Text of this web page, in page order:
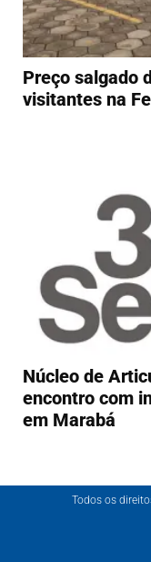
Preço salgado
visitantes na
Núcleo de
encontro com
em Marabá
Todos os